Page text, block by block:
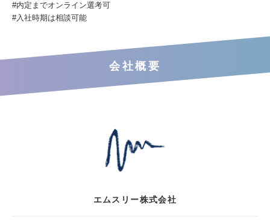
#内定までオンライン選考可
#入社時期は相談可能
会社概要
エムスリー株式会社